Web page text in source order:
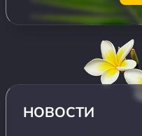
НОВОСТИ